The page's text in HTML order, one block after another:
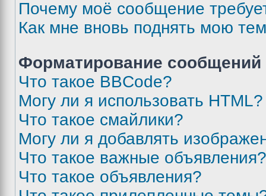
Почему моё сообщение
Как мне вновь поднять мою
Форматирование
Что такое BBCode?
Могу ли я использовать HTML?
Что такое смайлики?
Могу ли я добавлять
Что такое важные объявления?
Что такое объявления?